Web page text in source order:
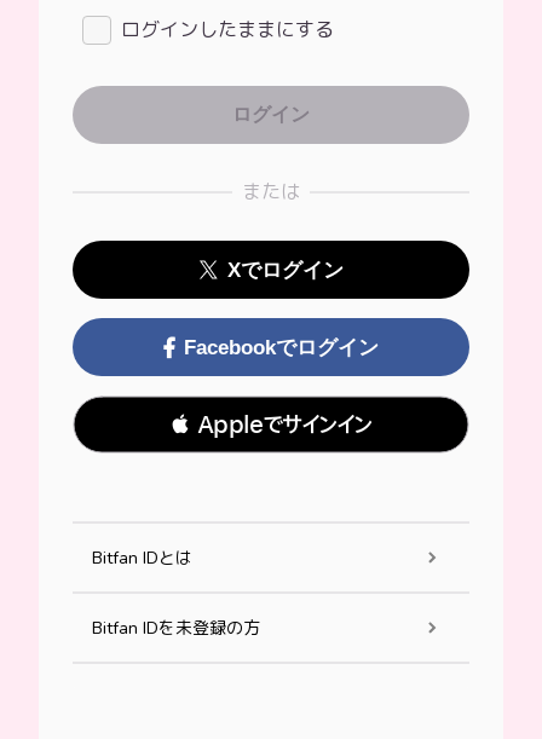
ログインしたままにする
または
Xでログイン
Facebookでログイン
 Appleでサインイン
Bitfan IDとは
Bitfan IDを未登録の方